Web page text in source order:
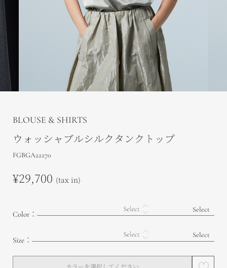
BLOUSE & SHIRTS
ウォッシャブルシルクタンクトップ
FGBGA22270
¥29,700 (tax in)
Color：
Size：